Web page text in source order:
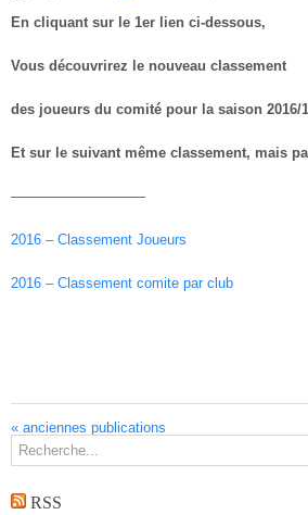
En cliquant sur le 1er lien ci-dessous,
Vous découvrirez le nouveau classement
des joueurs du comité pour la saison 2016/
Et sur le suivant même classement, mais
—————————–
2016 – Classement Joueurs
2016 – Classement comite par club
« anciennes publications
RSS